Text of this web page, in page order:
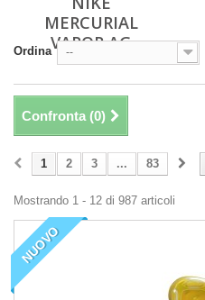
MERCURIAL
VAPOR AG
Ordina --
Confronta (0)
1 2 3 ... 83
Mostrando 1 - 12 di 987 articoli
NUOVO